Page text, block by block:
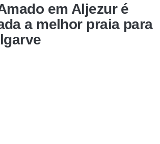
em Aljezur é
a melhor praia para